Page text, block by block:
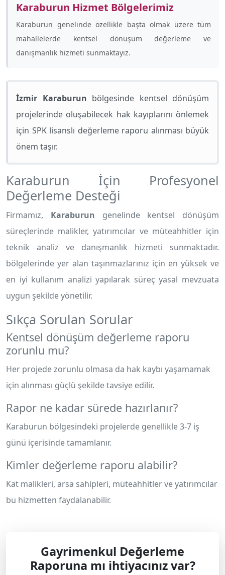
Karaburun Hizmet Bölgelerimiz
Karaburun genelinde özellikle başta olmak üzere tüm
mahallelerde kentsel dönüşüm değerleme ve
danışmanlık hizmeti sunmaktayız.
İzmir Karaburun bölgesinde kentsel dönüşüm
projelerinde oluşabilecek hak kayıplarını önlemek
için SPK lisanslı değerleme raporu alınması büyük
önem taşır.
Karaburun İçin Profesyonel
Değerleme Desteği
Firmamız, Karaburun genelinde kentsel dönüşüm
süreçlerinde malikler, yatırımcılar ve müteahhitler için
teknik analiz ve danışmanlık hizmeti sunmaktadır.
bölgelerinde yer alan taşınmazlarınız için en yüksek ve
en iyi kullanım analizi yapılarak süreç yasal mevzuata
uygun şekilde yönetilir.
Sıkça Sorulan Sorular
Kentsel dönüşüm değerleme raporu
zorunlu mu?
Her projede zorunlu olmasa da hak kaybı yaşamamak
için alınması güçlü şekilde tavsiye edilir.
Rapor ne kadar sürede hazırlanır?
Karaburun bölgesindeki projelerde genellikle 3-7 iş
günü içerisinde tamamlanır.
Kimler değerleme raporu alabilir?
Kat malikleri, arsa sahipleri, müteahhitler ve yatırımcılar
bu hizmetten faydalanabilir.
Gayrimenkul Değerleme
Raporuna mı ihtiyacınız var?